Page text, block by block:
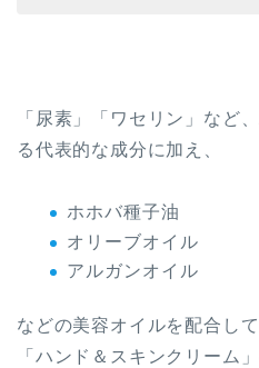
「尿素」「ワセリン」など
る代表的な成分に加え、
ホホバ種子油
オリーブオイル
アルガンオイル
などの美容オイルを配合し
「ハンド＆スキンクリーム